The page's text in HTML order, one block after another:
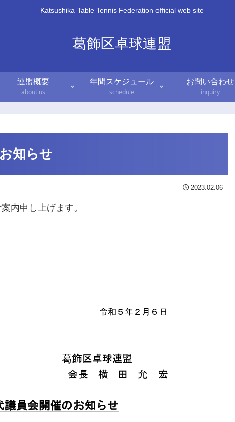
Katsushika Table Tennis Federation official web site
葛飾区卓球連盟
連盟概要
about us
年間スケジュール
schedule
お問い合わせ
inquiry
知らせ
2023.02.06
内申し上げます。